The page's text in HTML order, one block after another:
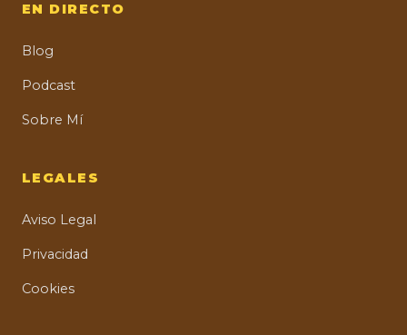
EN DIRECTO
Blog
Podcast
Sobre Mí
LEGALES
Aviso Legal
Privacidad
Cookies